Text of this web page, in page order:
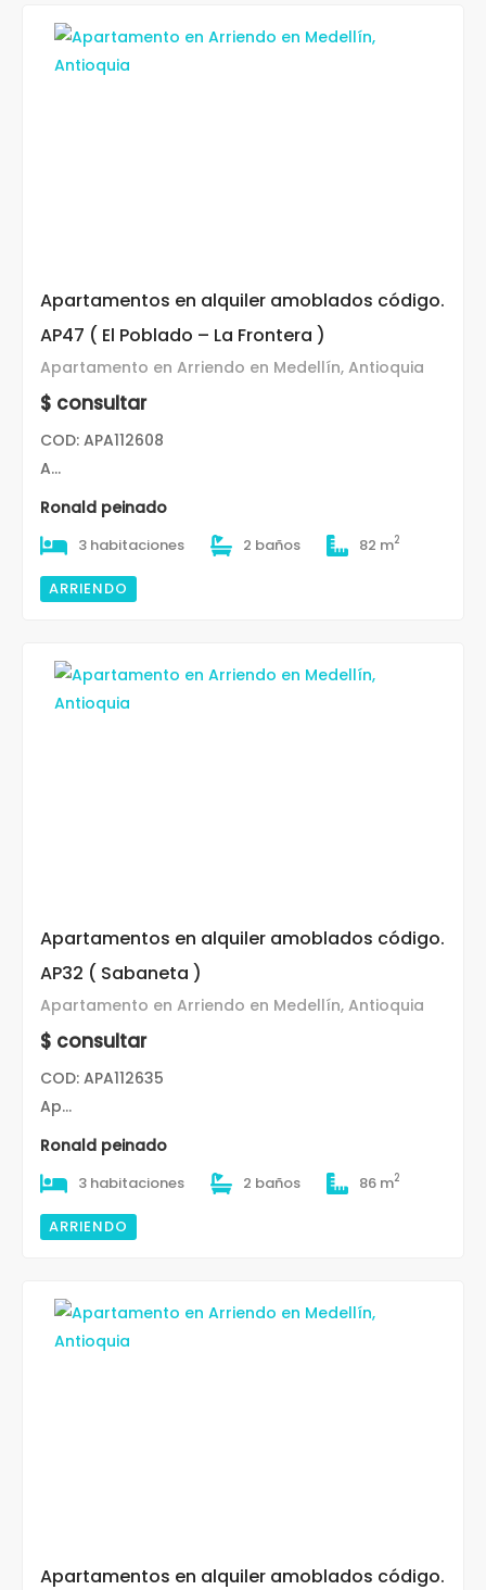
Apartamentos en alquiler amoblados código.
AP47 ( El Poblado – La Frontera )
Apartamento en Arriendo en Medellín, Antioquia
$ consultar
COD: APA112608
A...
Ronald peinado
3 habitaciones 2 baños 82 m2
ARRIENDO
Apartamentos en alquiler amoblados código.
AP32 ( Sabaneta )
Apartamento en Arriendo en Medellín, Antioquia
$ consultar
COD: APA112635
Ap...
Ronald peinado
3 habitaciones 2 baños 86 m2
ARRIENDO
Apartamentos en alquiler amoblados código.